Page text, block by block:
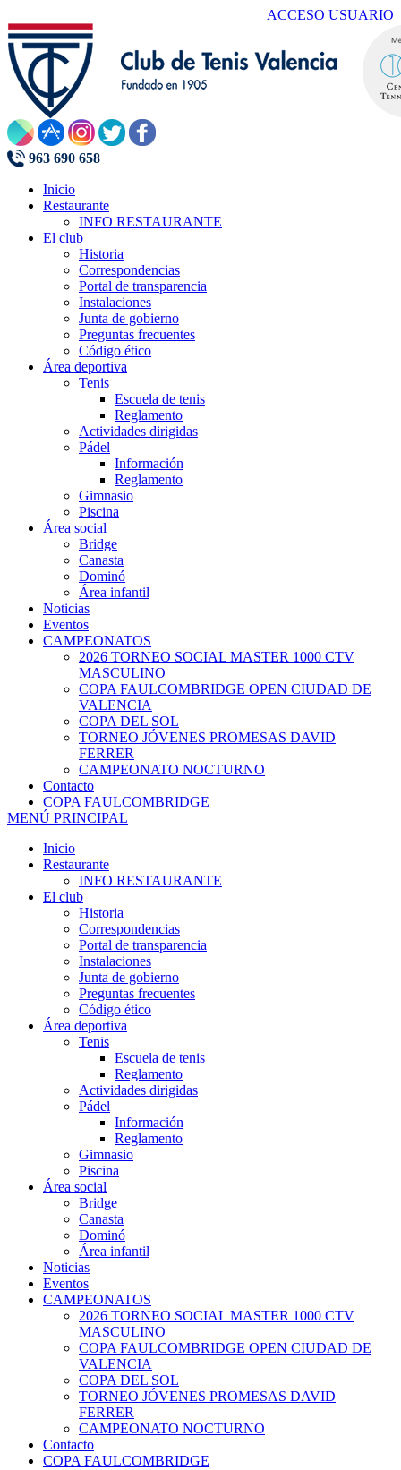
ACCESO USUARIO
963 690 658
Inicio
Restaurante
INFO RESTAURANTE
El club
Historia
Correspondencias
Portal de transparencia
Instalaciones
Junta de gobierno
Preguntas frecuentes
Código ético
Área deportiva
Tenis
Escuela de tenis
Reglamento
Actividades dirigidas
Pádel
Información
Reglamento
Gimnasio
Piscina
Área social
Bridge
Canasta
Dominó
Área infantil
Noticias
Eventos
CAMPEONATOS
2026 TORNEO SOCIAL MASTER 1000 CTV
MASCULINO
COPA FAULCOMBRIDGE OPEN CIUDAD DE
VALENCIA
COPA DEL SOL
TORNEO JÓVENES PROMESAS DAVID
FERRER
CAMPEONATO NOCTURNO
Contacto
COPA FAULCOMBRIDGE
MENÚ PRINCIPAL
Inicio
Restaurante
INFO RESTAURANTE
El club
Historia
Correspondencias
Portal de transparencia
Instalaciones
Junta de gobierno
Preguntas frecuentes
Código ético
Área deportiva
Tenis
Escuela de tenis
Reglamento
Actividades dirigidas
Pádel
Información
Reglamento
Gimnasio
Piscina
Área social
Bridge
Canasta
Dominó
Área infantil
Noticias
Eventos
CAMPEONATOS
2026 TORNEO SOCIAL MASTER 1000 CTV
MASCULINO
COPA FAULCOMBRIDGE OPEN CIUDAD DE
VALENCIA
COPA DEL SOL
TORNEO JÓVENES PROMESAS DAVID
FERRER
CAMPEONATO NOCTURNO
Contacto
COPA FAULCOMBRIDGE